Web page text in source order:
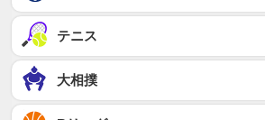
テニス
大相撲